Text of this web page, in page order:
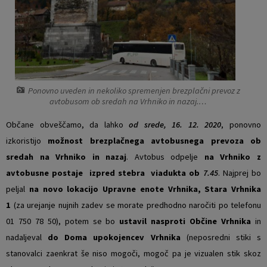
Ponovno uveden in nekoliko spremenjen brezplačni prevoz z
avtobusom ob sredah na Vrhniko in nazaj.…
Občane obveščamo, da lahkood srede, 16. 12. 2020, ponovno
izkoristijo možnost brezplačnega avtobusnega prevoza ob
sredah na Vrhniko in nazaj. Avtobus odpelje na Vrhniko z
avtobusne postaje izpred stebra viadukta ob 7.45. Najprej bo
peljal na novo lokacijo Upravne enote Vrhnika, Stara Vrhnika
1 (za urejanje nujnih zadev se morate predhodno naročiti po telefonu
01 750 78 50), potem se bo ustavil nasproti Občine Vrhnika in
nadaljeval do Doma upokojencev Vrhnika (neposredni stiki s
stanovalci zaenkrat še niso mogoči, mogoč pa je vizualen stik skoz
Vaški odbori
Naselja v občini
Organigram
Varstvo osebnih podatkov
Temeljni akti občine
Katalog informacij javnega značaja
Notranja prijava po Zakonu o zaščiti prijaviteljev
Zero waste občina
Prostorski akti občine
Predpisi in odloki
Občinski časopis
Proračun občine
Lokalne volitve